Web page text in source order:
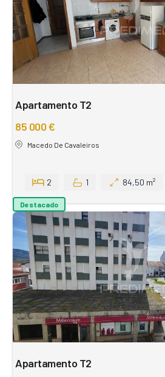
Apartamento T2
85 000 €
Macedo De Cavaleiros
2 1 84,50 m²
Destacado
Apartamento T2